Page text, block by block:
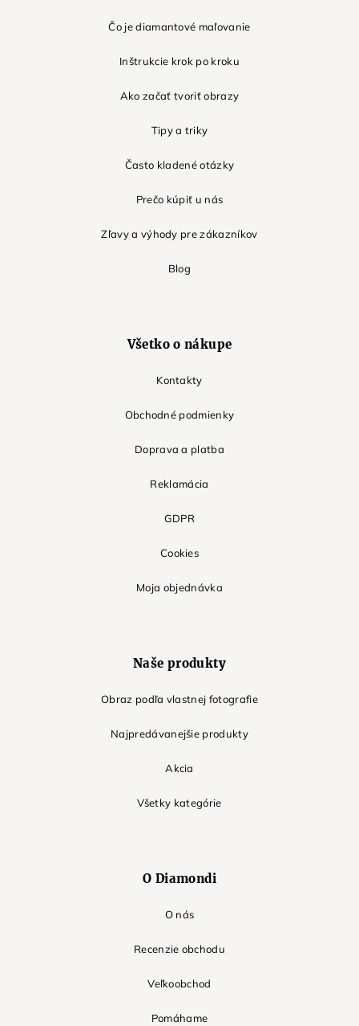
Čo je diamantové maľovanie
Inštrukcie krok po kroku
Ako začať tvoriť obrazy
Tipy a triky
Často kladené otázky
Prečo kúpiť u nás
Zľavy a výhody pre zákazníkov
Blog
Všetko o nákupe
Kontakty
Obchodné podmienky
Doprava a platba
Reklamácia
GDPR
Cookies
Moja objednávka
Naše produkty
Obraz podľa vlastnej fotografie
Najpredávanejšie produkty
Akcia
Všetky kategórie
O Diamondi
O nás
Recenzie obchodu
Veľkoobchod
Pomáhame